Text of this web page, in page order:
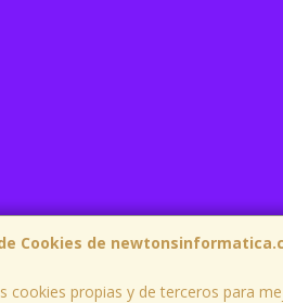
Cookies de
cookies propias y de terceros para